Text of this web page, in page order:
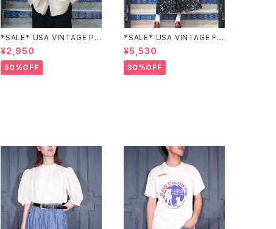
*SALE* USA VINTAGE PO
CKET DESIGN SHIRT/アメ
リカ古着ポケットデザインシャ
ツ
¥2,950
50%OFF
*SALE* USA VINTAGE FL
OWER PATTERNED LACE
COLLAR BELTED ONE PIE
CE/アメリカ古着花柄レース
襟ベルテッドワンピース
¥5,530
30%OFF